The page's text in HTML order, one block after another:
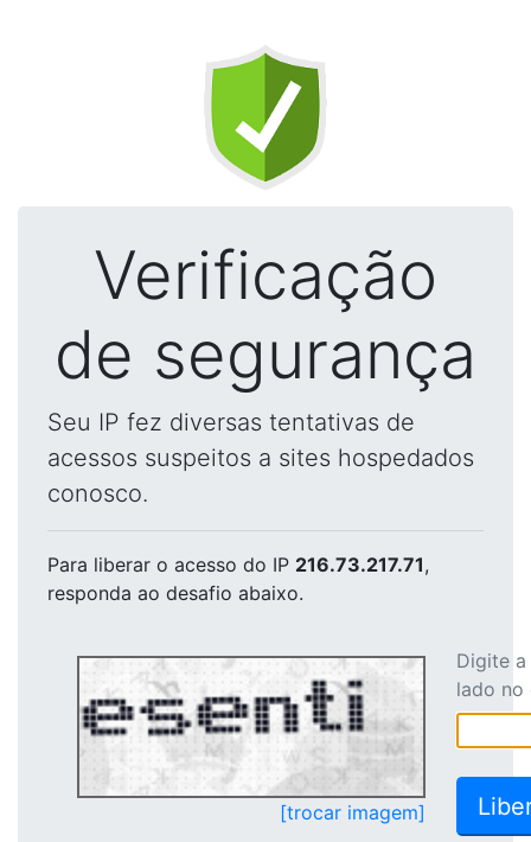
Verificação
de segurança
Seu IP fez diversas tentativas de
acessos suspeitos a sites hospedados
conosco.
Para liberar o acesso do IP 216.73.217.71,
responda ao desafio abaixo.
[trocar imagem]
Digite
lado no